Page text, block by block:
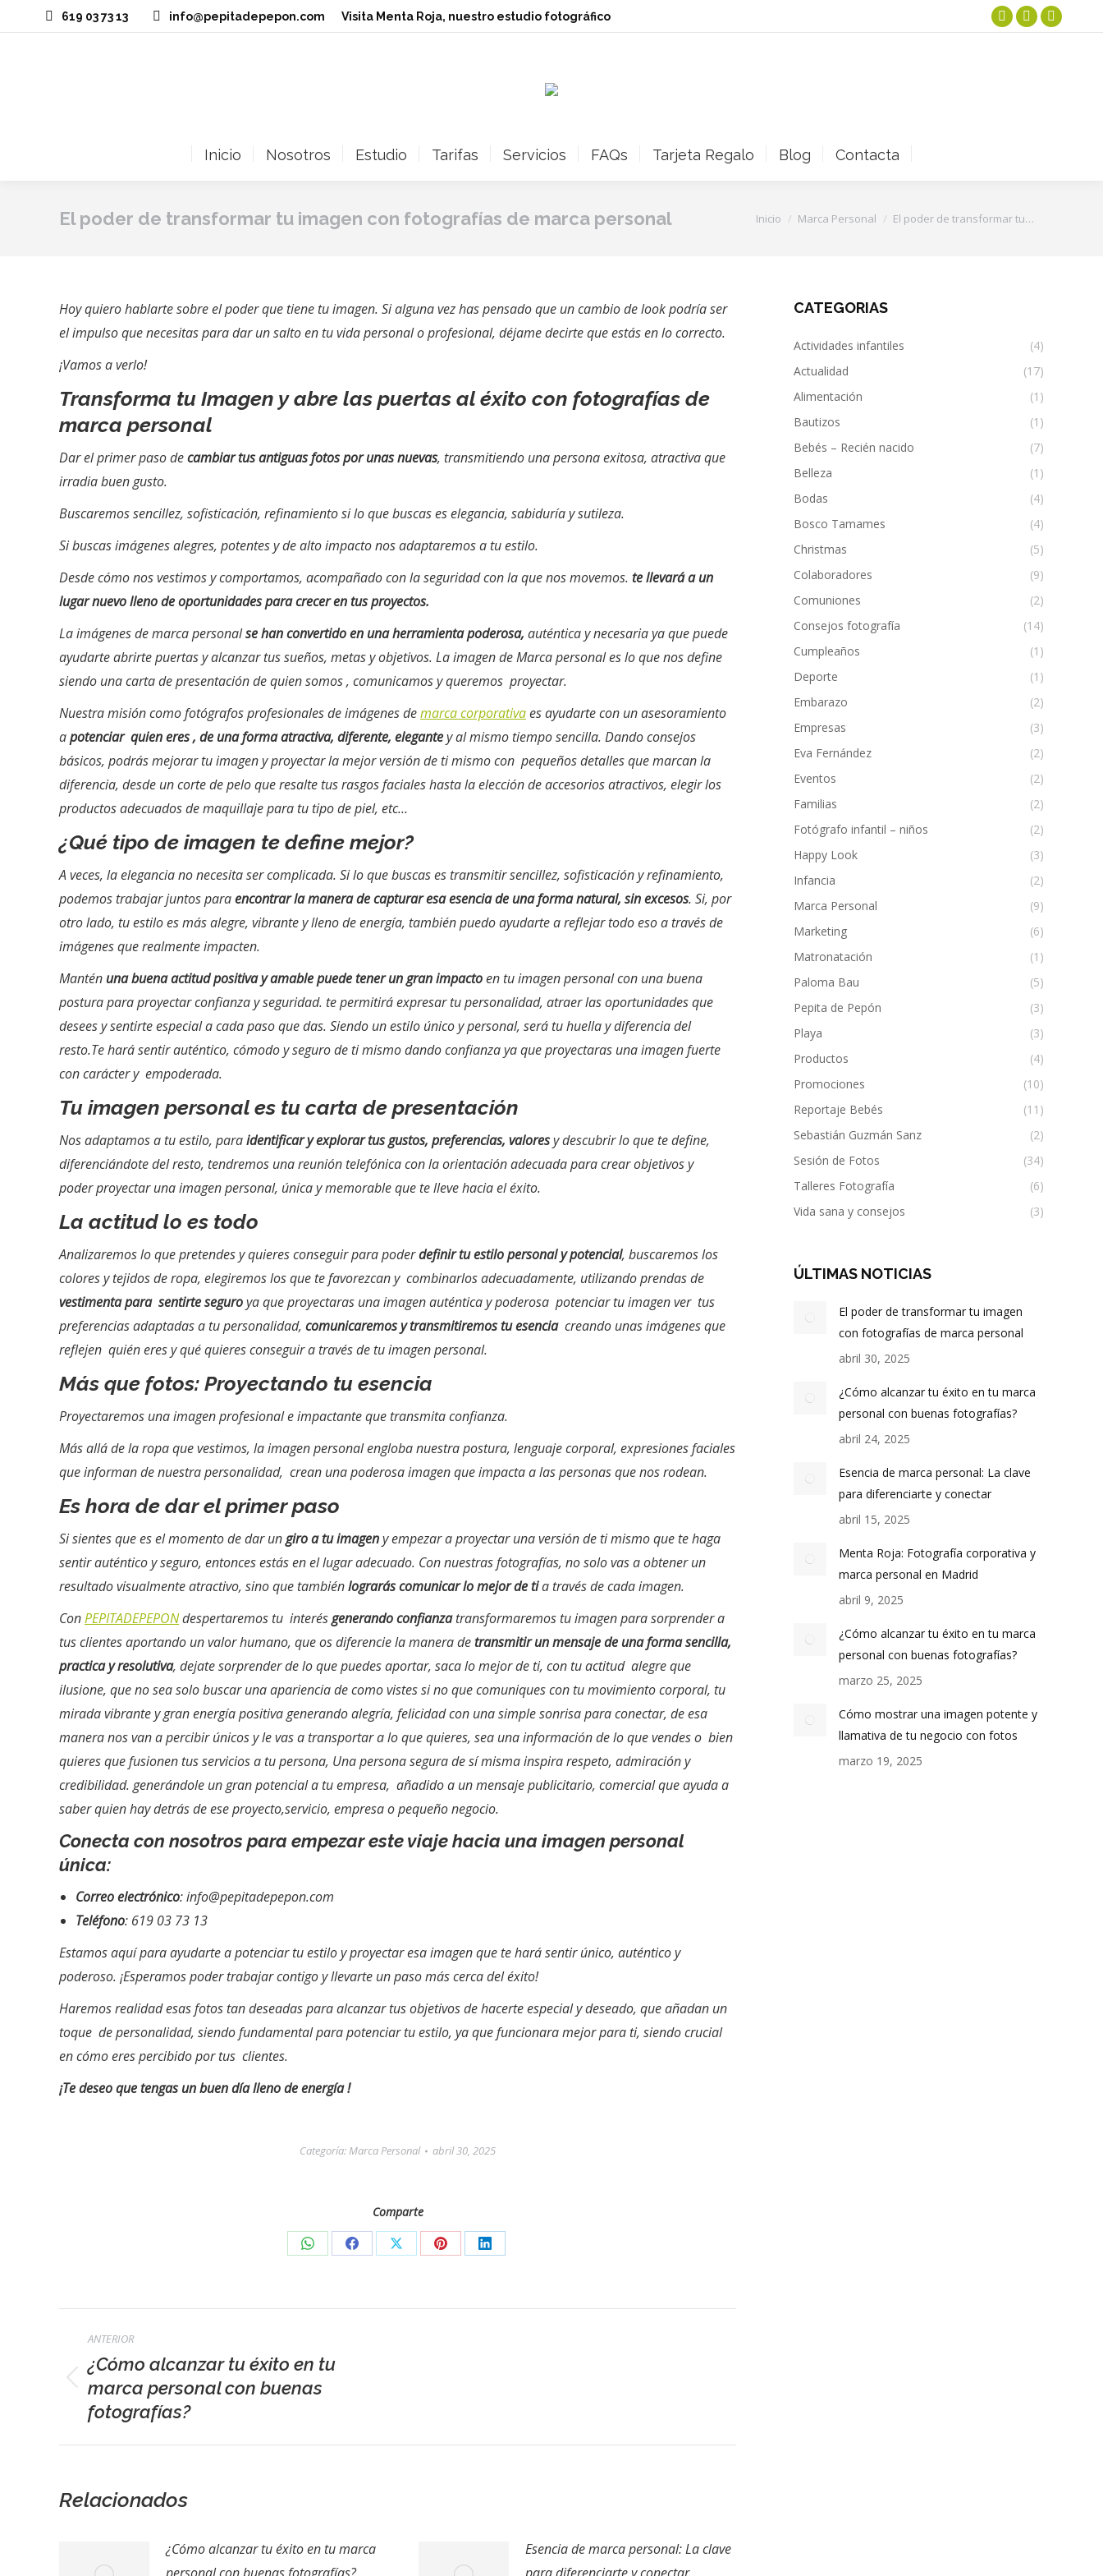
619 03 73 13 info@pepitadepepon.com ‎Visita Menta Roja, nuestro estudio fotográfico
Instagram
FacebookYouTube
Inicio Nosotros Estudio Tarifas Servicios FAQs Tarjeta Regalo Blog Contacta
El poder de transformar tu imagen con fotografías de marca personal Estás aquí:
Inicio Marca Personal El poder de transformar tu…
Hoy quiero hablarte sobre el poder que tiene tu imagen. Si alguna vez has pensado que un cambio de look podría ser
el impulso que necesitas para dar un salto en tu vida personal o profesional, déjame decirte que estás en lo correcto.
¡Vamos a verlo!
Transforma tu Imagen y abre las puertas al éxito con fotografías de
marca personal
Dar el primer paso decambiar tus antiguas fotos por unas nuevas, transmitiendo una persona exitosa, atractiva que
irradia buen gusto.
Buscaremos sencillez, sofisticación, refinamiento si lo que buscas es elegancia, sabiduría y sutileza.
Si buscas imágenes alegres, potentes y de alto impacto nos adaptaremos a tu estilo.
Desde cómo nos vestimos y comportamos, acompañado con la seguridad con la que nos movemos. te llevará a un
lugar nuevo lleno de oportunidades para crecer en tus proyectos.
La imágenes de marca personalse han convertido en una herramienta poderosa, auténtica y necesaria ya que puede
ayudarte abrirte puertas y alcanzar tus sueños, metas y objetivos. La imagen de Marca personal es lo que nos define
siendo una carta de presentación de quien somos , comunicamos y queremos proyectar.
Nuestra misión como fotógrafos profesionales de imágenes demarca corporativaes ayudarte con un asesoramiento
apotenciar quien eres , de una forma atractiva, diferente, elegantey al mismo tiempo sencilla. Dando consejos
básicos, podrás mejorar tu imagen y proyectar la mejor versión de ti mismo con pequeños detalles que marcan la
diferencia, desde un corte de pelo que resalte tus rasgos faciales hasta la elección de accesorios atractivos, elegir los
productos adecuados de maquillaje para tu tipo de piel, etc…
¿Qué tipo de imagen te define mejor?
A veces, la elegancia no necesita ser complicada. Si lo que buscas es transmitir sencillez, sofisticación y refinamiento,
podemos trabajar juntos paraencontrar la manera de capturar esa esencia de una forma natural, sin excesos. Si, por
otro lado, tu estilo es más alegre, vibrante y lleno de energía, también puedo ayudarte a reflejar todo eso a través de
imágenes que realmente impacten.
Mantén una buena actitud positiva y amable puede tener un gran impactoen tu imagen personal con una buena
postura para proyectar confianza y seguridad. te permitirá expresar tu personalidad, atraer las oportunidades que
desees y sentirte especial a cada paso que das. Siendo un estilo único y personal, será tu huella y diferencia del
resto.Te hará sentir auténtico, cómodo y seguro de ti mismo dando confianza ya que proyectaras una imagen fuerte
con carácter y empoderada.
Tu imagen personal es tu carta de presentación
Nos adaptamos a tu estilo, paraidentificar y explorar tus gustos, preferencias, valoresy descubrir lo que te define,
diferenciándote del resto, tendremos una reunión telefónica con la orientación adecuada para crear objetivos y
poder proyectar una imagen personal, única y memorable que te lleve hacia el éxito.
La actitud lo es todo
Analizaremos lo que pretendes y quieres conseguir para poderdefinir tu estilo personal y potencial, buscaremos los
colores y tejidos de ropa, elegiremos los que te favorezcan y combinarlos adecuadamente, utilizando prendas de
vestimenta para sentirte seguroya que proyectaras una imagen auténtica y poderosa potenciar tu imagen ver tus
preferencias adaptadas a tu personalidad, comunicaremos y transmitiremos tu esenciacreando unas imágenes que
reflejen quién eres y qué quieres conseguir a través de tu imagen personal.
Más que fotos: Proyectando tu esencia
Proyectaremos una imagen profesional e impactante que transmita confianza.
Más allá de la ropa que vestimos, la imagen personal engloba nuestra postura, lenguaje corporal, expresiones faciales
que informan de nuestra personalidad, crean una poderosa imagen que impacta a las personas que nos rodean.
Es hora de dar el primer paso
Si sientes que es el momento de dar ungiro a tu imageny empezar a proyectar una versión de ti mismo que te haga
sentir auténtico y seguro, entonces estás en el lugar adecuado. Con nuestras fotografías, no solo vas a obtener un
resultado visualmente atractivo, sino que tambiénlograrás comunicar lo mejor de tia través de cada imagen.
ConPEPITADEPEPONdespertaremos tu interésgenerando confianzatransformaremos tu imagen para sorprender a
tus clientes aportando un valor humano, que os diferencie la manera detransmitir un mensaje de una forma sencilla,
practica y resolutiva, dejate sorprender de lo que puedes aportar, saca lo mejor de ti, con tu actitud alegre que
ilusione, que no sea solo buscar una apariencia de como vistes si no que comuniques con tu movimiento corporal, tu
mirada vibrante y gran energía positiva generando alegría, felicidad con una simple sonrisa para conectar, de esa
manera nos van a percibir únicos y le vas a transportar a lo que quieres, sea una información de lo que vendes o bien
quieres que fusionen tus servicios a tu persona, Una persona segura de sí misma inspira respeto, admiración y
credibilidad. generándole un gran potencial a tu empresa, añadido a un mensaje publicitario, comercial que ayuda a
saber quien hay detrás de ese proyecto,servicio, empresa o pequeño negocio.
Conecta con nosotros para empezar este viaje hacia una imagen personal
única:
Correo electrónico: info@pepitadepepon.com
Teléfono: 619 03 73 13
Estamos aquí para ayudarte a potenciar tu estilo y proyectar esa imagen que te hará sentir único, auténtico y
poderoso. ¡Esperamos poder trabajar contigo y llevarte un paso más cerca del éxito!
Haremos realidad esas fotos tan deseadas para alcanzar tus objetivos de hacerte especial y deseado, que añadan un
toque de personalidad, siendo fundamental para potenciar tu estilo, ya que funcionara mejor para ti, siendo crucial
en cómo eres percibido por tus clientes.
¡Te deseo que tengas un buen día lleno de energía !
Categoría:Marca Personal abril 30, 2025
Comparte
Share
WhatsApp
Share
Facebook
Share
X
Share
Pinterest
Share
LinkedIn
entre
publicaciones
ANTERIOR
Publicación
anterior:
¿Cómo alcanzar tu éxito en tu
marca personal con buenas
fotografías?
Relacionados
¿Cómo alcanzar tu éxito en tu marca
Esencia de marca personal: La clave
CATEGORIAS
Actividades infantiles
(4)
Actualidad
(17)
Alimentación
(1)
Bautizos
(1)
Bebés – Recién nacido
(7)
Belleza
(1)
Bodas
(4)
Bosco Tamames
(4)
Christmas
(5)
Colaboradores
(9)
Comuniones
(2)
Consejos fotografía
(14)
Cumpleaños
(1)
Deporte
(1)
Embarazo
(2)
Empresas
(3)
Eva Fernández
(2)
Eventos
(2)
Familias
(2)
Fotógrafo infantil – niños
(2)
Happy Look
(3)
Infancia
(2)
Marca Personal
(9)
Marketing
(6)
Matronatación
(1)
Paloma Bau
(5)
Pepita de Pepón
(3)
Playa
(3)
Productos
(4)
Promociones
(10)
Reportaje Bebés
(11)
Sebastián Guzmán Sanz
(2)
Sesión de Fotos
(34)
Talleres Fotografía
(6)
Vida sana y consejos
(3)
ÚLTIMAS NOTICIAS
El poder de transformar tu imagen
con fotografías de marca personal
abril 30, 2025
¿Cómo alcanzar tu éxito en tu marca
personal con buenas fotografías?
abril 24, 2025
Esencia de marca personal: La clave
para diferenciarte y conectar
abril 15, 2025
Menta Roja: Fotografía corporativa y
marca personal en Madrid
abril 9, 2025
¿Cómo alcanzar tu éxito en tu marca
personal con buenas fotografías?
marzo 25, 2025
Cómo mostrar una imagen potente y
llamativa de tu negocio con fotos
marzo 19, 2025